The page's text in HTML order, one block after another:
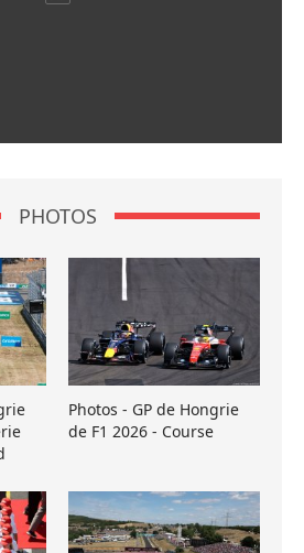
PHOTOS
Photos - GP de Hongrie
de F1 2026 - Course